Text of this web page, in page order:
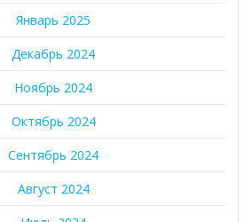
Январь 2025
Декабрь 2024
Ноябрь 2024
Октябрь 2024
Сентябрь 2024
Август 2024